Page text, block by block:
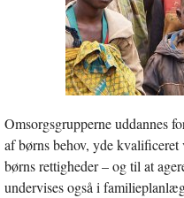
Omsorgsgrupperne uddannes
af børns behov, yde
børns rettigheder – og til at
undervises også i